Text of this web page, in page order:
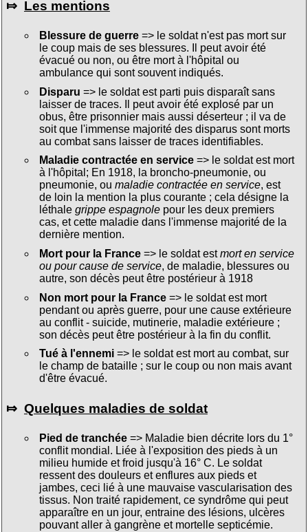
⤇ Les mentions
Blessure de guerre=> le soldat n'est pas mort sur
le coup mais de ses blessures. Il peut avoir été
évacué ou non, ou être mort à l'hôpital ou
ambulance qui sont souvent indiqués.
Disparu => le soldat est parti puis disparaît sans
laisser de traces. Il peut avoir été explosé par un
obus, être prisonnier mais aussi déserteur ; il va de
soit que l'immense majorité des disparus sont morts
au combat sans laisser de traces identifiables.
Maladie contractée en service=> le soldat est mort
à l'hôpital; En 1918, la broncho-pneumonie, ou
pneumonie, ou maladie contractée en service, est
de loin la mention la plus courante ; cela désigne la
léthale grippe espagnolepour les deux premiers
cas, et cette maladie dans l'immense majorité de la
dernière mention.
Mort pour la France=> le soldat estmort en service
ou pour cause de service, de maladie, blessures ou
autre, son décès peut être postérieur à 1918
Non mort pour la France=> le soldat est mort
pendant ou après guerre, pour une cause extérieure
au conflit - suicide, mutinerie, maladie extérieure ;
son décès peut être postérieur à la fin du conflit.
Tué à l'ennemi=> le soldat est mort au combat, sur
le champ de bataille ; sur le coup ou non mais avant
d'être évacué.
⤇ Quelques maladies de soldat
Pied de tranchée=> Maladie bien décrite lors du 1°
conflit mondial. Liée à l'exposition des pieds à un
milieu humide et froid jusqu'à 16° C. Le soldat
ressent des douleurs et enflures aux pieds et
jambes, ceci lié à une mauvaise vascularisation des
tissus. Non traité rapidement, ce syndrôme qui peut
apparaître en un jour, entraine des lésions, ulcères
pouvant aller à gangrène et mortelle septicémie.